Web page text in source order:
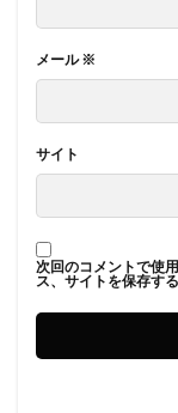
メール※
サイト
次回のコメントで使
ス、サイトを保存する